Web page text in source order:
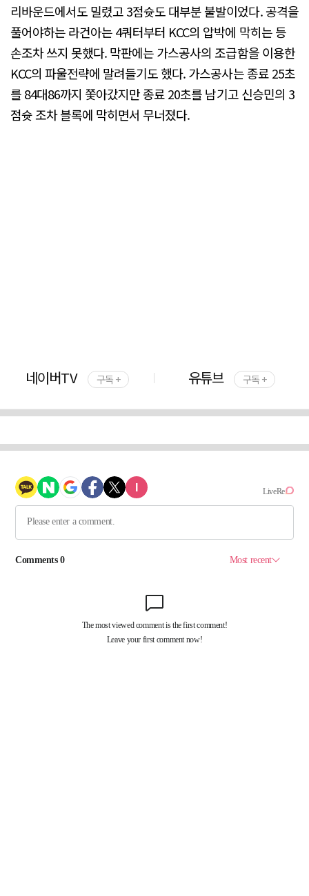
리바운드에서도 밀렸고 3점슛도 대부분 불발이었다. 공격을
풀어야하는 라건아는 4쿼터부터 KCC의 압박에 막히는 등
손조차 쓰지 못했다. 막판에는 가스공사의 조급함을 이용한
KCC의 파울전략에 말려들기도 했다. 가스공사는 종료 25초
를 84대86까지 쫓아갔지만 종료 20초를 남기고 신승민의 3
점슛 조차 블록에 막히면서 무너졌다.
네이버TV 구독 + 유튜브 구독 +